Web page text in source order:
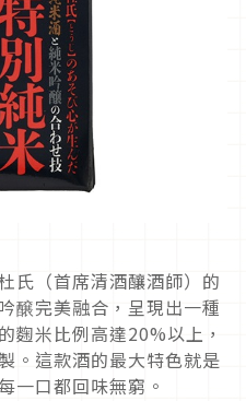
氏（首席清酒釀酒師）的
醸完美融合，呈現出一種
麴米比例高達20%以上，
。這款酒的最大特色就是
一口都回味無窮。